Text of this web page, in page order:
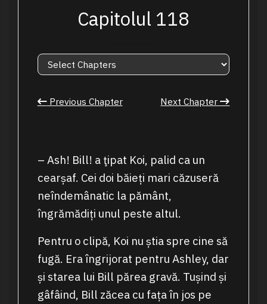
Capitolul 118
Previous Chapter Next Chapter
– Ash! Bill! a ţipat Koi, palid ca un
cearșaf. Cei doi băieți mari căzuseră
neîndemânatic la pământ,
îngrămădiți unul peste altul.
Pentru o clipă, Koi nu știa spre cine să
fugă. Era îngrijorat pentru Ashley, dar
și starea lui Bill părea gravă. Tușind și
gâfâind, Bill zăcea cu fața în jos pe